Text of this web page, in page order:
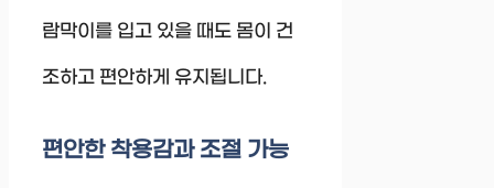
람막이를 입고 있을 때도 몸이 건
조하고 편안하게 유지됩니다.
편안한 착용감과 조절 가능